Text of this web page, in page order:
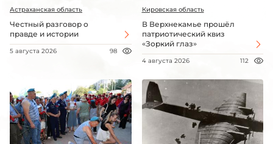
Астраханская область
Честный разговор о
правде и истории
5 августа 2026 98
Кировская область
В Верхнекамье прошёл
патриотический квиз
«Зоркий глаз»
4 августа 2026 112